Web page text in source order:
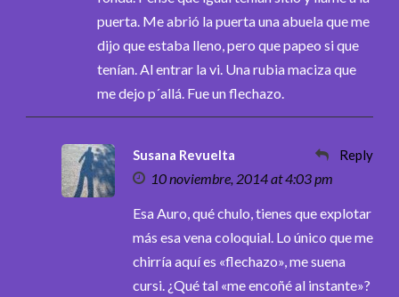
puerta. Me abrió la puerta una abuela que me
dijo que estaba lleno, pero que papeo si que
tenían. Al entrar la vi. Una rubia maciza que
me dejo p´allá. Fue un flechazo.
Susana Revuelta
10 noviembre, 2014 at 4:03 pm
Reply
Esa Auro, qué chulo, tienes que explotar
más esa vena coloquial. Lo único que me
chirría aquí es «flechazo», me suena
cursi. ¿Qué tal «me encoñé al instante»?